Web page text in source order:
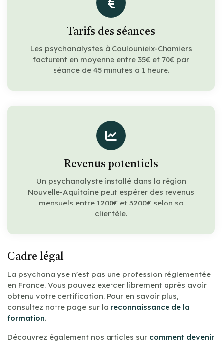
Tarifs des séances
Les psychanalystes à Coulounieix-Chamiers
facturent en moyenne entre 35€ et 70€ par
séance de 45 minutes à 1 heure.
Revenus potentiels
Un psychanalyste installé dans la région
Nouvelle-Aquitaine peut espérer des revenus
mensuels entre 1200€ et 3200€ selon sa
clientèle.
Cadre légal
La psychanalyse n'est pas une profession réglementée
en France. Vous pouvez exercer librement après avoir
obtenu votre certification. Pour en savoir plus,
consultez notre page sur la reconnaissance de la
formation.
Découvrez également nos articles sur comment devenir